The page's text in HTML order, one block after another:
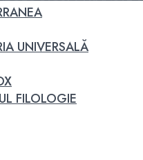
UNIVERSALĂ
FILOLOGIE